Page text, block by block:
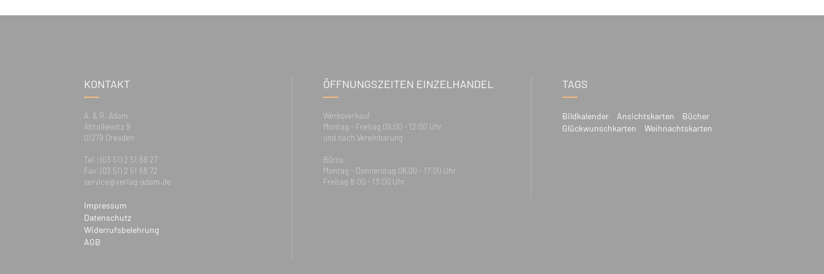
KONTAKT
A. & R. Adam
Alttolkewitz 9
01279 Dresden
Tel.: (03 51) 2 51 68 27
Fax: (03 51) 2 51 68 72
service@verlag-adam.de
Impressum
Datenschutz
Widerrufsbelehrung
AGB
ÖFFNUNGSZEITEN EINZELHANDEL
Werksverkauf
Montag - Freitag 09:00 - 12:00 Uhr
und nach Vereinbarung
Büros
Montag - Donnerstag 08.00 - 17:00 Uhr
Freitag 8:00 - 13:00 Uhr
TAGS
Bildkalender Ansichtskarten
Bücher
Glückwunschkarten
Weihnachtskarten